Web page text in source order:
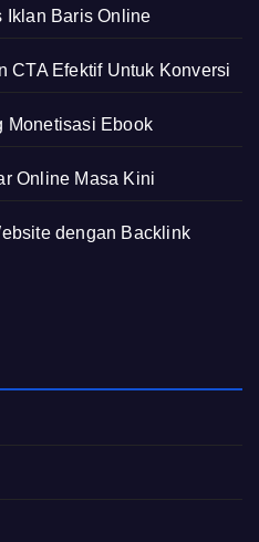
Iklan Baris Online
CTA Efektif Untuk Konversi
Monetisasi Ebook
Online Masa Kini
dengan Backlink